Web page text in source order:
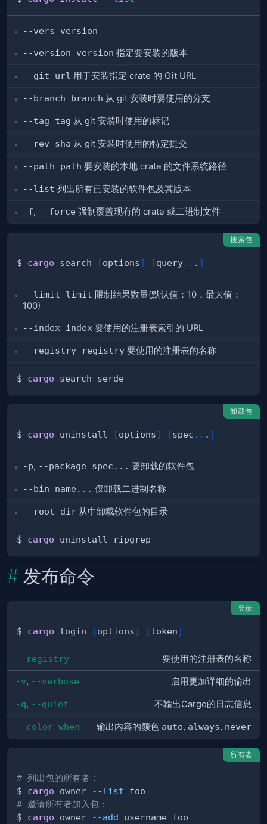
--vers version
--version version 指定要安装的版本
--git url 用于安装指定 crate 的 Git URL
--branch branch 从 git 安装时要使用的分支
--tag tag 从 git 安装时使用的标记
--rev sha 从 git 安装时使用的特定提交
--path path 要安装的本地 crate 的文件系统路径
--list 列出所有已安装的软件包及其版本
-f, --force 强制覆盖现有的 crate 或二进制文件
搜索包
$ cargo search [options] [query.. . ]
--limit limit 限制结果数量(默认值：10，最大值：
100)
--index index 要使用的注册表索引的 URL
--registry registry 要使用的注册表的名称
$ cargo
卸载包
$ cargo uninstall [options] [spec .. . ]
-p, --package spec... 要卸载的软件包
--bin name... 仅卸载二进制名称
--root dir 从中卸载软件包的目录
$ cargo
发布命令
登录
$ cargo login [options] [token]
--registry 要使用的注册表的名称
-v, --verbose 启用更加详细的输出
-q, --quiet 不输出Cargo的日志信息
--color when 输出内容的颜色 auto, always, never
所有者
# 列出包的所有者：
$ cargo owner --list
# 邀请所有者加入包：
$ cargo owner --add